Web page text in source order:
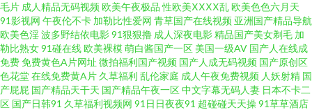
操逼 av做爱成人 俺去射官网 日本A级电影网站 久久91精品 福利夜色导航 AV
狼人 激情文学网伊人 午夜狼窝AV 婷婷五月花 伊人黄版 国产性交自拍 91九色
在线磁力 另类激情网站 青草网在线 日本操逼网 老湿影院福利区 日日干天天
毛片 成人精品无码视频欧美午夜极品 性欧美ⅩⅩⅩⅩ乱欧美色色六月天
91影视网 午夜伦不卡 加勒比性爱网 青草国产在线视频 亚洲国产精品导航
欧美色淫波多野结依电影91狠狠撸 成人深夜电影精品国产美女剃毛 加
勒比熟女91碰在线欧美裸模萌白酱国产一区 美国一级AV 国产人在线成
免费免费黄色A片网址 微拍福利国产视频 国产人成无码视频 国产原创区
色花堂在线免费黄A片 久草福利 乱伦家庭 成人午夜免费视频 人妖射精 国
产屁屁 国产精品天干天 国产精品午夜一区中文字幕无码人妻 日本不卡二
区 国产日韩91 久草福利视频网 91日日夜夜91 超碰碰天天操91草草酒店